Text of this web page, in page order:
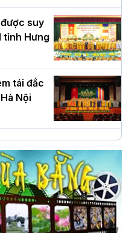
suy
tỉnh Hưng
tái đắc
Nội
xây
giáo Thủ
khép lại